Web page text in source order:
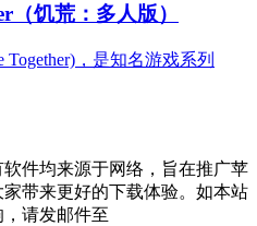
（饥荒：多人版）
Together)，是知名游戏系列
件均来源于网络，旨在推广苹
带来更好的下载体验。如本站
请发邮件至